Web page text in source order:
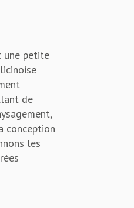
une petite
de
conception
les